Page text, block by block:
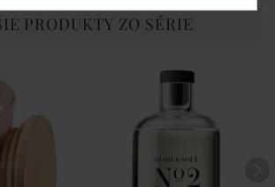
PRODUKTY ZO SÉRIE